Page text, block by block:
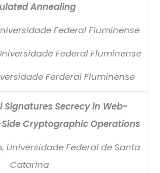
Annealing
Federal Fluminense
Federal Fluminense
Ferderal Fluminense
Signatures Secrecy in Web-
Cryptographic Operations
Universidade Federal de Santa
Catarina